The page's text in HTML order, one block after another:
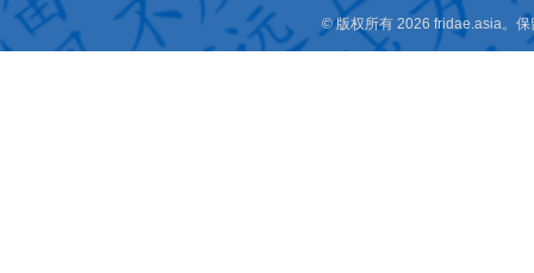
© 版权所有 2026 fridae.asia。